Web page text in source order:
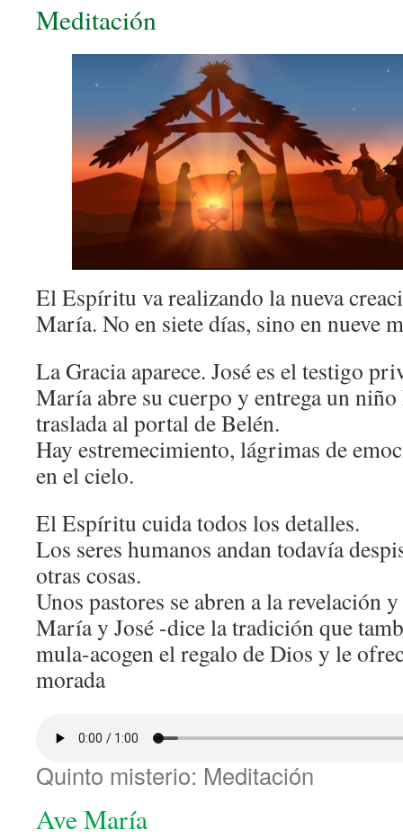
Meditación
El Espíritu va realizando la nueva
María. No en siete días, sino en nueve
La Gracia aparece. José es el testigo
María abre su cuerpo y entrega un
traslada al portal de Belén.
Hay estremecimiento, lágrimas de
en el cielo.
El Espíritu cuida todos los detalles.
Los seres humanos andan todavía
otras cosas.
Unos pastores se abren a la revelación
María y José -dice la tradición que
mula-acogen el regalo de Dios y le
morada
Quinto misterio: Meditación
Ave María